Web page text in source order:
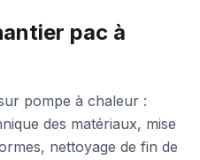
pac à
pompe à chaleur :
des matériaux, mise
nettoyage de fin de